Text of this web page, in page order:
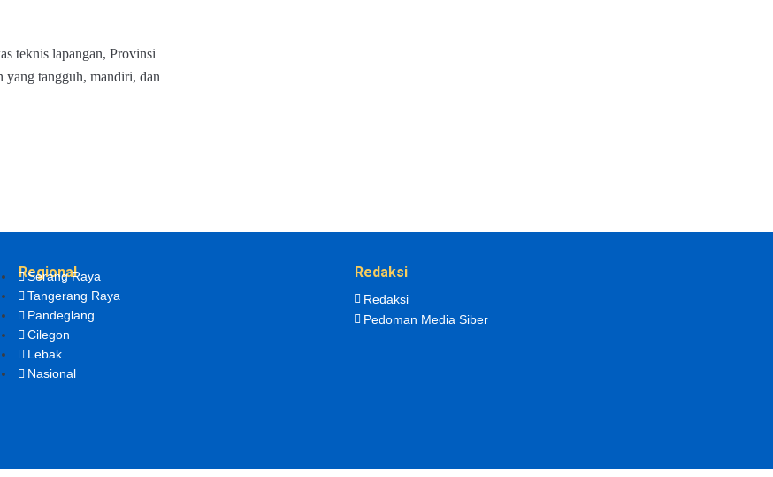
teknis lapangan, Provinsi
yang tangguh, mandiri, dan
Regional
Serang Raya
Tangerang Raya
Pandeglang
Cilegon
Lebak
Nasional
Redaksi
Redaksi
Pedoman Media Siber